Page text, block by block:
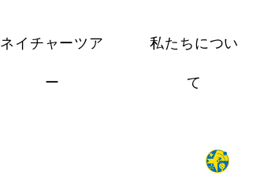
ネイチャーツア
ー
私たちについ
て